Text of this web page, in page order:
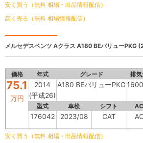
安く買う（無料 相場・出品情報配信）
高く売る（無料 相場情報配信）
メルセデスベンツ Aクラス A180 BEバリューPKG
価格 年式 グレード 排
75.1
万円
2014
(平成26)
A180 BEバリューPKG
型式 車検 シフト AC
176042 2023/08 CAT
安く買う（無料 相場・出品情報配信）